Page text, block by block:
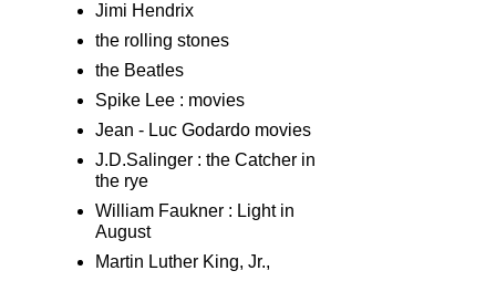
Jimi Hendrix
the rolling stones
the Beatles
Spike Lee : movies
Jean - Luc Godardo movies
J.D.Salinger : the Catcher in
the rye
William Faukner : Light in
August
Martin Luther King, Jr.,